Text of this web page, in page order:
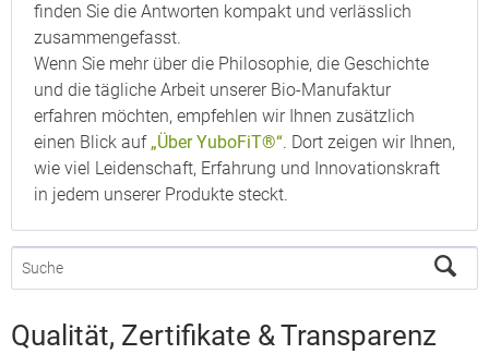
finden Sie die Antworten kompakt und verlässlich
zusammengefasst.
Wenn Sie mehr über die Philosophie, die Geschichte
und die tägliche Arbeit unserer Bio-Manufaktur
erfahren möchten, empfehlen wir Ihnen zusätzlich
einen Blick auf „Über YuboFiT®“. Dort zeigen wir Ihnen,
wie viel Leidenschaft, Erfahrung und Innovationskraft
in jedem unserer Produkte steckt.
Qualität, Zertifikate & Transparenz